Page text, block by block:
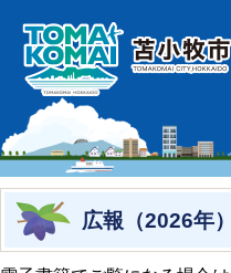
広報（2026年）